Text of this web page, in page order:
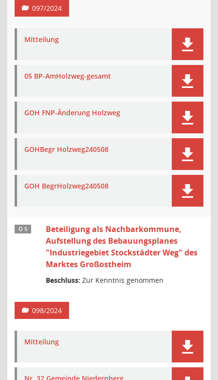
097/2024
Mitteilung
05 BP-AmHolzweg-gesamt
GOH FNP-Änderung Holzweg
GOHBegr Holzweg240508
GOH BegrHolzweg240508
Ö 5
Beteiligung als Nachbarkommune,
Aufstellung des Bebauungsplanes
"Industriegebiet Stockstädter Weg" des
Marktes Großostheim
Beschluss: Zur Kenntnis genommen
098/2024
Mitteilung